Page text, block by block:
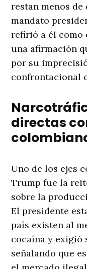
restan menos
mandato
refirió a él como
una afirmación
por su
confrontacional
directas
Uno de los ejes
Trump fue la
sobre la
El presidente
país existen al
cocaína y exigió
señalando que